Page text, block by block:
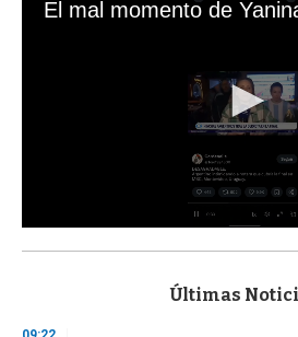
s
Últimas